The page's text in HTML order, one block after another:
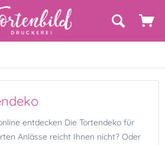
entdecken Die Tortendeko für
Anlässe reicht Ihnen nicht? Oder